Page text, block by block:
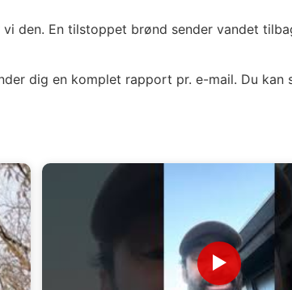
den. En tilstoppet brønd sender vandet
dig en komplet rapport pr. e-mail. Du
▶